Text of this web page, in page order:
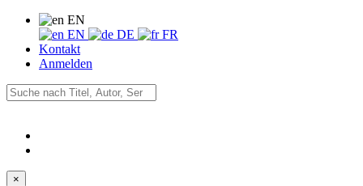
EN
EN
DE
FR
Kontakt
Anmelden
×